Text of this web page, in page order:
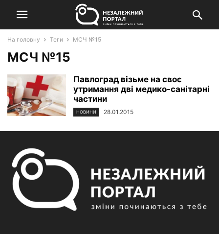
На головну Теги МСЧ №15
МСЧ №15
Павлоград візьме на своє
утримання дві медико-санітарні
частини
НОВИНИ 28.01.2015